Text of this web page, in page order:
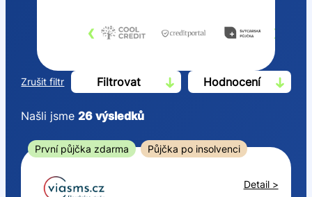
‹ ›
Zrušit filtr Filtrovat Hodnocení
Od
Našli jsme26 výsledků
První půjčka zdarma Půjčka po insolvenci
Detail >